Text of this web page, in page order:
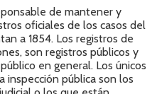
de mantener y
oficiales de los casos del
a 1854. Los registros de
son registros públicos y
en general. Los únicos
inspección pública son los